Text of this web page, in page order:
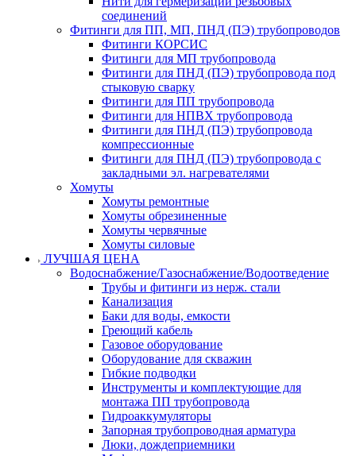
соединений
Фитинги для ПП, МП, ПНД (ПЭ) трубопроводов
Фитинги КОРСИС
Фитинги для МП трубопровода
Фитинги для ПНД (ПЭ) трубопровода под
стыковую сварку
Фитинги для ПП трубопровода
Фитинги для НПВХ трубопровода
Фитинги для ПНД (ПЭ) трубопровода
компрессионные
Фитинги для ПНД (ПЭ) трубопровода с
закладными эл. нагревателями
Хомуты
Хомуты ремонтные
Хомуты обрезиненные
Хомуты червячные
Хомуты силовые
ЛУЧШАЯ ЦЕНА
Водоснабжение/Газоснабжение/Водоотведение
Трубы и фитинги из нерж. стали
Канализация
Баки для воды, емкости
Греющий кабель
Газовое оборудование
Оборудование для скважин
Гибкие подводки
Инструменты и комплектующие для
монтажа ПП трубопровода
Гидроаккумуляторы
Запорная трубопроводная арматура
Люки, дождеприемники